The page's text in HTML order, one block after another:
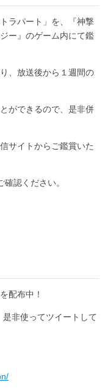
ラパート」を、『神撃
ー』のゲーム内にて鑑
、放送後から１週間の
ができるので、是非併
サイトからご鑑賞いた
認ください。
配布中！
非使ってツイートして